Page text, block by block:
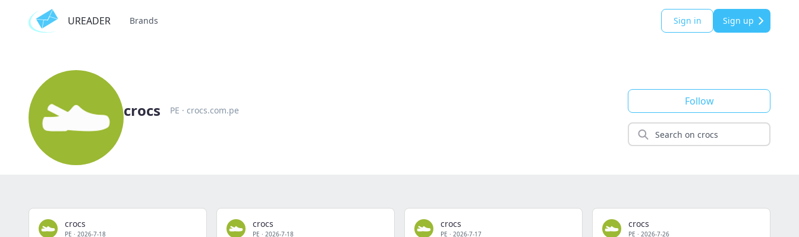
UREADER Brands Sign in Sign up
crocs PE · crocs.com.pe
Follow
crocs
PE · 2026-7-18
crocs
PE · 2026-7-18
crocs
PE · 2026-7-17
crocs
PE · 2026-7-26